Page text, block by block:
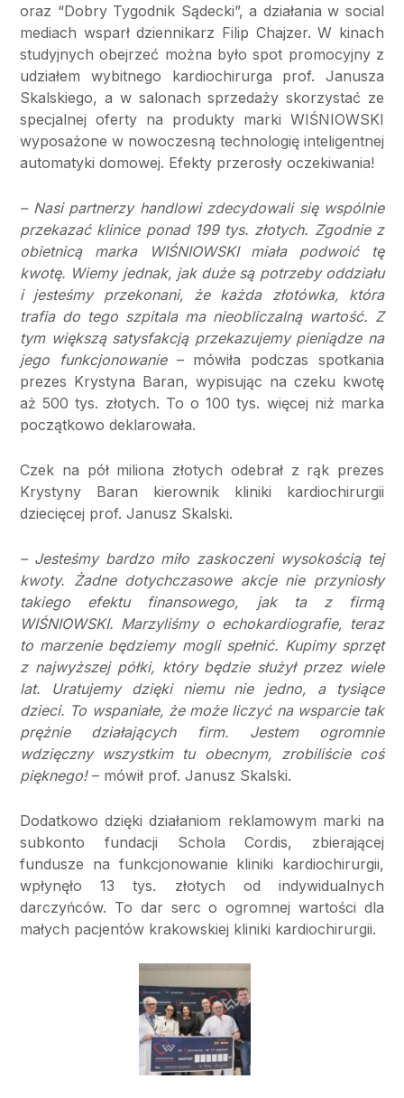
oraz “Dobry Tygodnik Sądecki”, a działania w social
mediach wsparł dziennikarz Filip Chajzer. W kinach
studyjnych obejrzeć można było spot promocyjny z
udziałem wybitnego kardiochirurga prof. Janusza
Skalskiego, a w salonach sprzedaży skorzystać ze
specjalnej oferty na produkty marki WIŚNIOWSKI
wyposażone w nowoczesną technologię inteligentnej
automatyki domowej. Efekty przerosły oczekiwania!
– Nasi partnerzy handlowi zdecydowali się wspólnie
przekazać klinice ponad 199 tys. złotych. Zgodnie z
obietnicą marka WIŚNIOWSKI miała podwoić tę
kwotę. Wiemy jednak, jak duże są potrzeby oddziału
i jesteśmy przekonani, że każda złotówka, która
trafia do tego szpitala ma nieobliczalną wartość. Z
tym większą satysfakcją przekazujemy pieniądze na
jego funkcjonowanie– mówiła podczas spotkania
prezes Krystyna Baran, wypisując na czeku kwotę
aż 500 tys. złotych. To o 100 tys. więcej niż marka
początkowo deklarowała.
Czek na pół miliona złotych odebrał z rąk prezes
Krystyny Baran kierownik kliniki kardiochirurgii
dziecięcej prof. Janusz Skalski.
– Jesteśmy bardzo miło zaskoczeni wysokością tej
kwoty. Żadne dotychczasowe akcje nie przyniosły
takiego efektu finansowego, jak ta z firmą
WIŚNIOWSKI. Marzyliśmy o echokardiografie, teraz
to marzenie będziemy mogli spełnić. Kupimy sprzęt
z najwyższej półki, który będzie służył przez wiele
lat. Uratujemy dzięki niemu nie jedno, a tysiące
dzieci. To wspaniałe, że może liczyć na wsparcie tak
prężnie działających firm. Jestem ogromnie
wdzięczny wszystkim tu obecnym, zrobiliście coś
pięknego!– mówił prof. Janusz Skalski.
Dodatkowo dzięki działaniom reklamowym marki na
subkonto fundacji Schola Cordis, zbierającej
fundusze na funkcjonowanie kliniki kardiochirurgii,
wpłynęło 13 tys. złotych od indywidualnych
darczyńców. To dar serc o ogromnej wartości dla
małych pacjentów krakowskiej kliniki kardiochirurgii.